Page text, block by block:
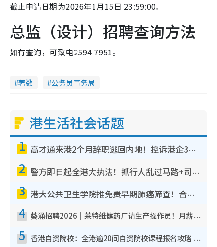
截止申请日期为2026年1月15日 23:59:00。
总监（设计）招聘查询方法
如有查询，可致电2594 7951。
著数 公务员事务局
港生活社会话题
1 高才通来港2个月辞职逃回内地！控诉港企3宗罪，叹微管理极窒息
2 警方即日起全港大执法！抓行人乱过马路+司机不专注驾驶！乱过马路罚$2000
3 港大公共卫生学院推免费早期肺癌筛查！合资格人士将获全额资助定期血液化验/电脑断层扫描/风险评估
4 葵涌招聘2026｜莱特维健药厂请生产操作员！月薪高达$1.7万 冷气厂房/五天工作/保障双粮
5 香港自资院校：全港逾20间自资院校课程报名攻略 留位费可退/申请日期/报名链接